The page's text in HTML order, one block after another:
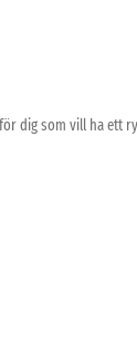
dig som vill ha